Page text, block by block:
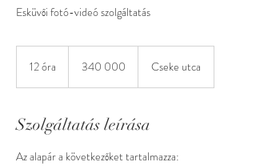
Esküvői fotó-videó szolgáltatás
12 óra
a
340 000 Cseke utca
Szolgáltatás leírása
Az alapár a következőket tartalmazza: